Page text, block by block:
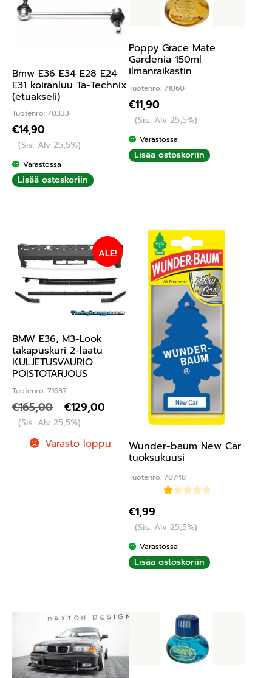
Bmw E36 E34 E28 E24
E31 koiranluu Ta-Technix
(etuakseli)
Tuotenro: 70333
€14,90
(Sis. Alv 25,5%)
Varastossa
Lisää ostoskoriin
Poppy Grace Mate
Gardenia 150ml
ilmanraikastin
Tuotenro: 71060
€11,90
(Sis. Alv 25,5%)
Varastossa
Lisää ostoskoriin
BMW E36, M3-Look
takapuskuri 2-laatu
KULJETUSVAURIO.
POISTOTARJOUS
Tuotenro: 71637
ALE!
€165,00 €129,00
(Sis. Alv 25,5%)
Varasto loppu Wunder-baum New Car
tuoksukuusi
Tuotenro: 70748
ste
tu
ott
00
/ 5
€1,99
(Sis. Alv 25,5%)
Varastossa
Lisää ostoskoriin